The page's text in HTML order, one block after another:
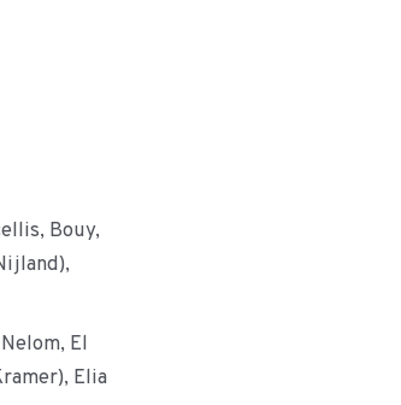
Bouy,
El
Elia